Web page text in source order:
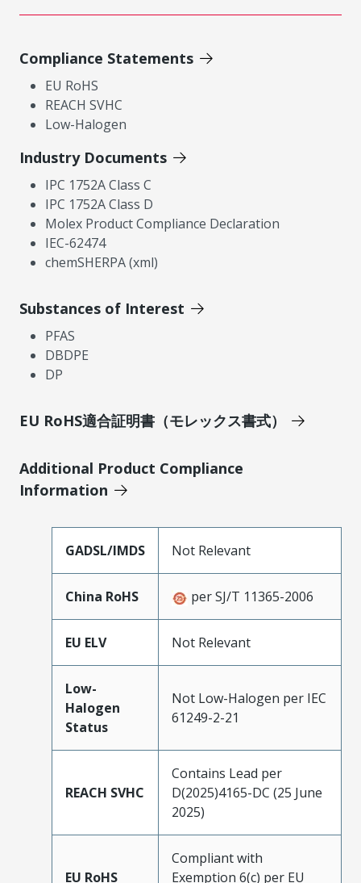
Compliance Statements
EU RoHS
REACH SVHC
Low-Halogen
Industry Documents
IPC 1752A Class C
IPC 1752A Class D
Molex Product Compliance Declaration
IEC-62474
chemSHERPA (xml)
Substances of Interest
PFAS
DBDPE
DP
EU RoHS適合証明書（モレックス書式）
Additional Product Compliance
Information
GADSL/IMDS Not Relevant
China RoHS per SJ/T 11365-2006
EU ELV Not Relevant
Low-
Halogen
Status
Not Low-Halogen per IEC
61249-2-21
REACH SVHC
Contains Lead per
D(2025)4165-DC (25 June
2025)
EU RoHS
Compliant with
Exemption 6(c) per EU